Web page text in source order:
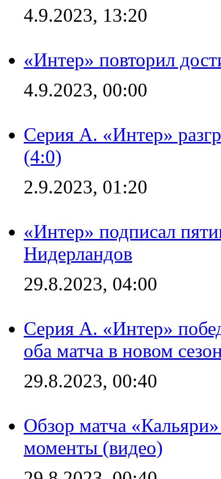
4.9.2023, 13:20
«Интер» повторил
4.9.2023, 00:00
Серия А. «Интер»
(4:0)
2.9.2023, 01:20
«Интер» подписал
Нидерландов
29.8.2023, 04:00
Серия А. «Интер»
оба матча в новом
29.8.2023, 00:40
Обзор матча
моменты (видео)